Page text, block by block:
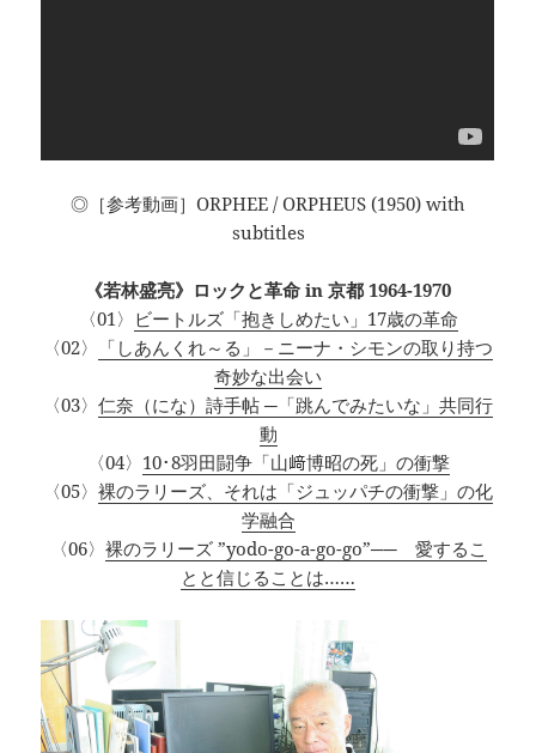
◎［参考動画］ORPHEE / ORPHEUS (1950) with
subtitles
《若林盛亮》ロックと革命 in 京都 1964-1970
〈01〉 ビートルズ「抱きしめたい」17歳の革命
〈02〉
「しあんくれ～る」－ニーナ・シモンの取り持つ
奇妙な出会い
〈03〉 仁奈（にな）詩手帖 ─「跳んでみたいな」共同行
動
〈04〉 10･8羽田闘争「山﨑博昭の死」の衝撃
〈05〉 裸のラリーズ、それは「ジュッパチの衝撃」の化
学融合
〈06〉 裸のラリーズ ”yodo-go-a-go-go”── 愛するこ
とと信じることは……